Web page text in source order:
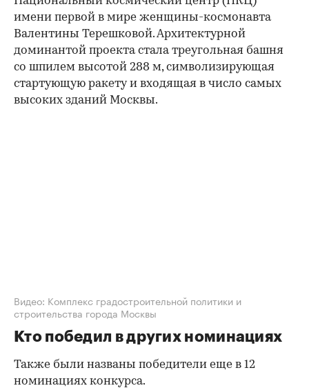
00:00 / 00:00
имени первой в мире женщины-космонавта
Валентины Терешковой. Архитектурной
доминантой проекта стала треугольная башня
со шпилем высотой 288 м, символизирующая
стартующую ракету и входящая в число самых
высоких зданий Москвы.
Видео: Комплекс градостроительной политики и
строительства города Москвы
Кто победил в других номинациях
Также были названы победители еще в 12
номинациях конкурса.